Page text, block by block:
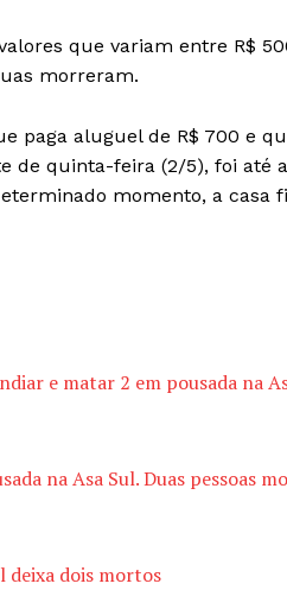
que variam entre R$
morreram.
paga aluguel de R$ 700 e
de quinta-feira (2/5), foi até
momento, a casa
e matar 2 em pousada na
na Asa Sul. Duas pessoas
deixa dois mortos